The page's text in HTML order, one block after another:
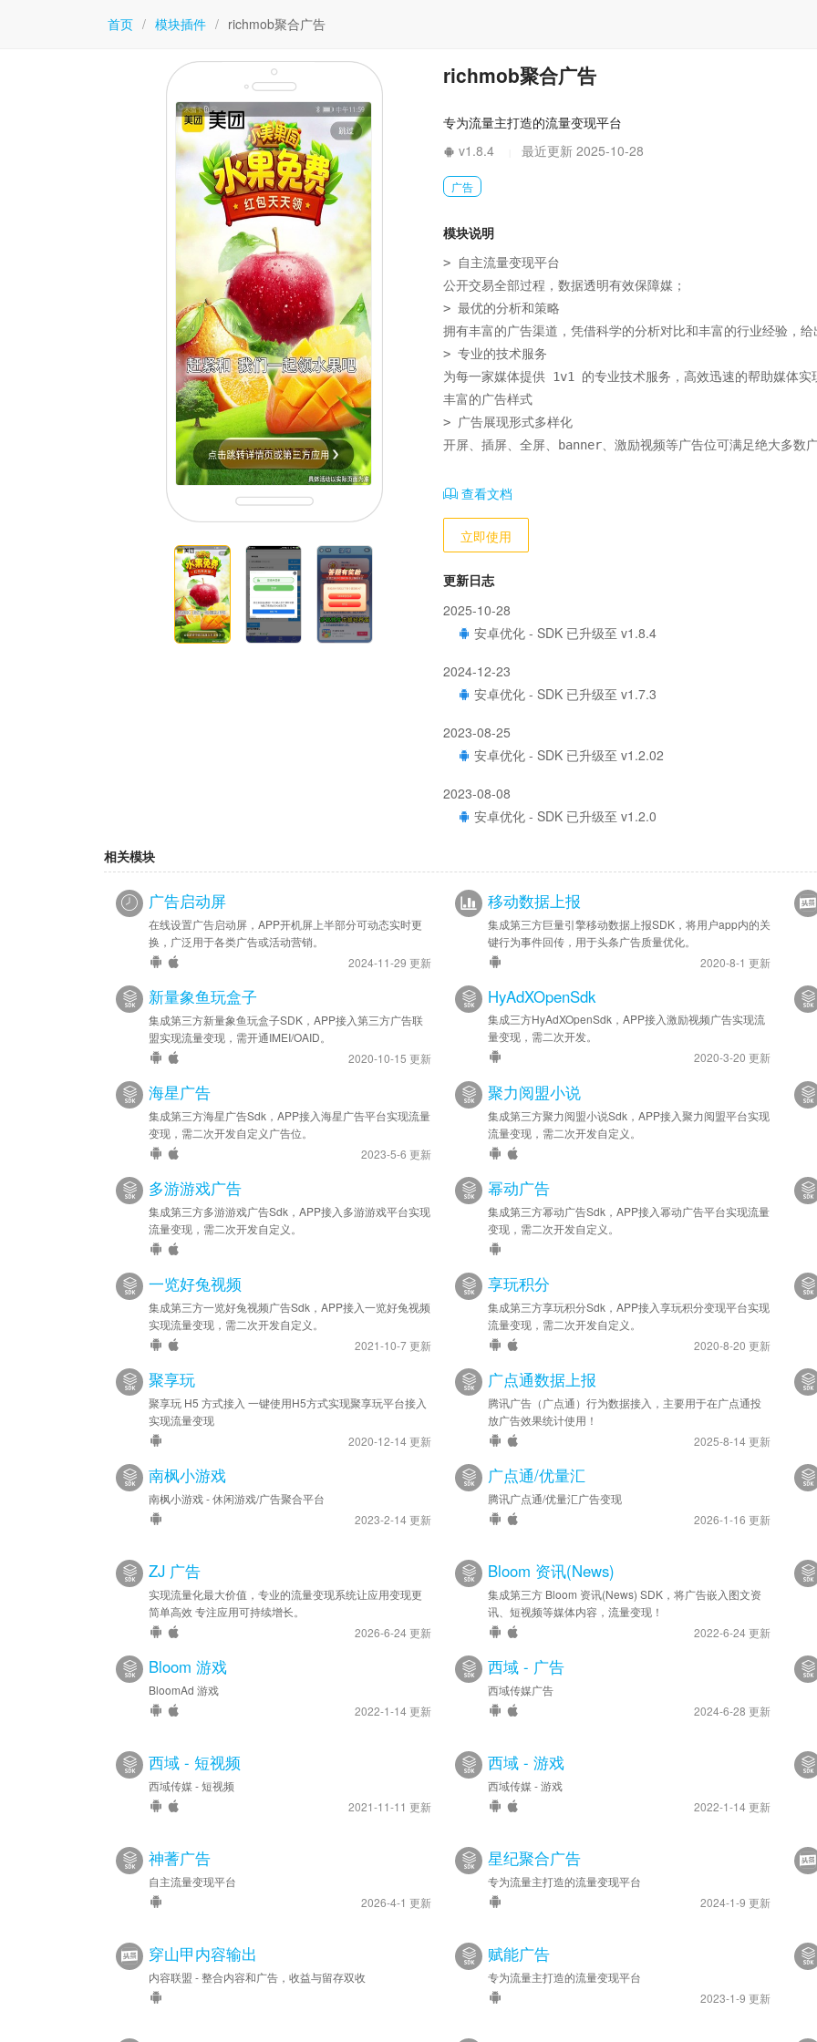
首页 / 模块插件 / richmob聚合广告
richmob聚合广告
专为流量主打造的流量变现平台
v1.8.4
最近更新 2025-10-28
广告
模块说明
> 自主流量变现平台
公开交易全部过程，数据透明有效保障媒；
> 最优的分析和策略
拥有丰富的广告渠道，凭借科学的分析对比和丰富的行业经验，
> 专业的技术服务
为每一家媒体提供 1v1 的专业技术服务，高效迅速的帮助媒体实
丰富的广告样式
> 广告展现形式多样化
开屏、插屏、全屏、banner、激励视频等广告位可满足绝大多数
查看文档
立即使用
更新日志
2025-10-28
安卓优化 - SDK 已升级至 v1.8.4
2024-12-23
安卓优化 - SDK 已升级至 v1.7.3
2023-08-25
安卓优化 - SDK 已升级至 v1.2.02
2023-08-08
安卓优化 - SDK 已升级至 v1.2.0
安卓新增 - 接入广告变现模块
相关模块
广告启动屏
在线设置广告启动屏，APP开机屏上半部分可动态实时更
换，广泛用于各类广告或活动营销。
2024-11-29 更新
移动数据上报
集成第三方巨量引擎移动数据上报SDK，将用户app内的关
键行为事件回传，用于头条广告质量优化。
2020-8-1 更新
新量象鱼玩盒子
集成第三方新量象鱼玩盒子SDK，APP接入第三方广告联
盟实现流量变现，需开通IMEI/OAID。
2020-10-15 更新
HyAdXOpenSdk
集成三方HyAdXOpenSdk，APP接入激励视频广告实现流
量变现，需二次开发。
2020-3-20 更新
海星广告
集成第三方海星广告Sdk，APP接入海星广告平台实现流量
变现，需二次开发自定义广告位。
2023-5-6 更新
聚力阅盟小说
集成第三方聚力阅盟小说Sdk，APP接入聚力阅盟平台实现
流量变现，需二次开发自定义。
多游游戏广告
集成第三方多游游戏广告Sdk，APP接入多游游戏平台实现
流量变现，需二次开发自定义。
幂动广告
集成第三方幂动广告Sdk，APP接入幂动广告平台实现流量
变现，需二次开发自定义。
一览好兔视频
集成第三方一览好兔视频广告Sdk，APP接入一览好兔视频
实现流量变现，需二次开发自定义。
2021-10-7 更新
享玩积分
集成第三方享玩积分Sdk，APP接入享玩积分变现平台实现
流量变现，需二次开发自定义。
2020-8-20 更新
聚享玩
聚享玩 H5 方式接入 一键使用H5方式实现聚享玩平台接入
实现流量变现
2020-12-14 更新
广点通数据上报
腾讯广告（广点通）行为数据接入，主要用于在广点通投
放广告效果统计使用！
2025-8-14 更新
南枫小游戏
南枫小游戏 - 休闲游戏/广告聚合平台
2023-2-14 更新
广点通/优量汇
腾讯广点通/优量汇广告变现
2026-1-16 更新
ZJ 广告
实现流量化最大价值，专业的流量变现系统让应用变现更
简单高效 专注应用可持续增长。
2026-6-24 更新
Bloom 资讯(News)
集成第三方 Bloom 资讯(News) SDK，将广告嵌入图文资
讯、短视频等媒体内容，流量变现！
2022-6-24 更新
Bloom 游戏
BloomAd 游戏
2022-1-14 更新
西域 - 广告
西域传媒广告
2024-6-28 更新
西域 - 短视频
西域传媒 - 短视频
2021-11-11 更新
西域 - 游戏
西域传媒 - 游戏
2022-1-14 更新
神蓍广告
自主流量变现平台
2026-4-1 更新
星纪聚合广告
专为流量主打造的流量变现平台
2024-1-9 更新
穿山甲内容输出
内容联盟 - 整合内容和广告，收益与留存双收
赋能广告
专为流量主打造的流量变现平台
2023-1-9 更新